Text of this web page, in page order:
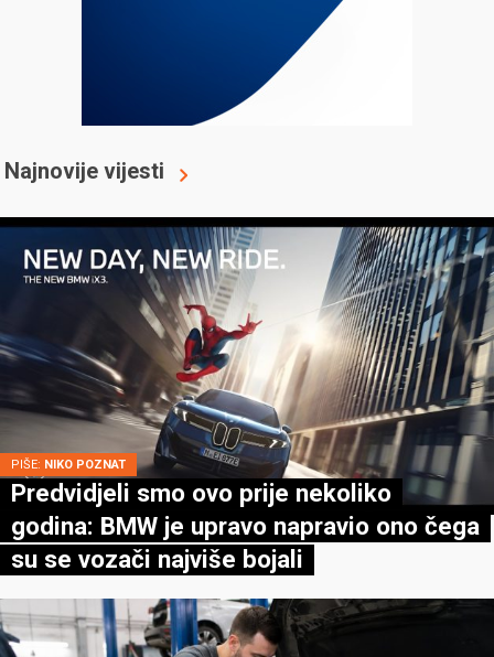
Najnovije vijesti
PIŠE: NIKO POZNAT
Predvidjeli smo ovo prije nekoliko
godina: BMW je upravo napravio ono čega
su se vozači najviše bojali